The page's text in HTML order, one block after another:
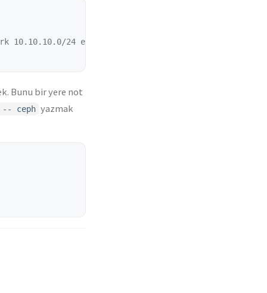
10.10.10.0/24 ekle.
Bunu bir yere not
-- ceph yazmak